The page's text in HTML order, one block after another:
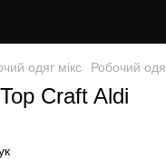
одяг мікс Робочий
Craft Aldi